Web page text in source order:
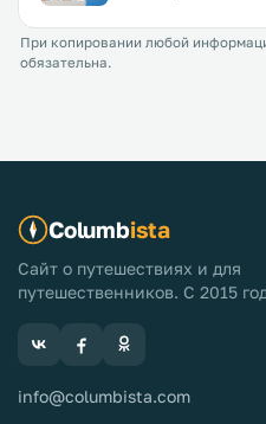
При копировании любой
обязательна.
Columbista
Сайт о путешествиях и для
путешественников. С 2015
info@columbista.com